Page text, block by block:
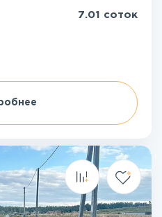
7.01 соток